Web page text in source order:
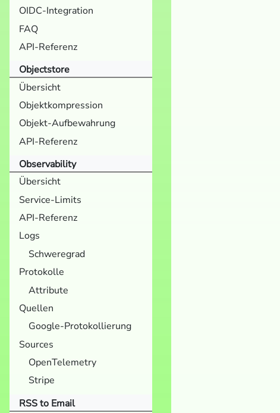
OIDC-Integration
FAQ
API-Referenz
Objectstore
Übersicht
Objektkompression
Objekt-Aufbewahrung
API-Referenz
Observability
Übersicht
Service-Limits
API-Referenz
Logs
Schweregrad
Protokolle
Attribute
Quellen
Google-Protokollierung
Sources
OpenTelemetry
Stripe
RSS to Email